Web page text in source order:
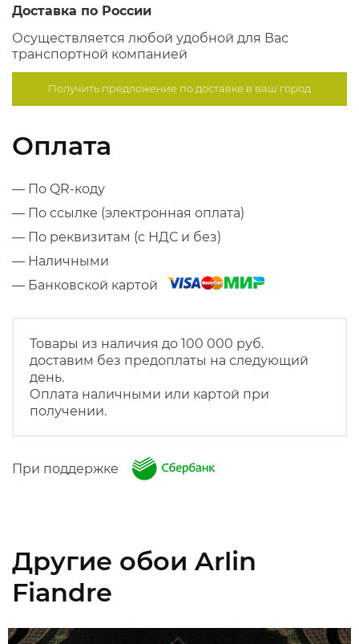
Доставка по России
Осуществляется любой удобной для Вас
транспортной компанией
Получить предложение подоставке в ваш город
Оплата
— По QR-коду
— По ссылке (электронная оплата)
— По реквизитам (с НДС и без)
— Наличными
— Банковской картой
Товары из наличия до 100 000 руб.
доставим без предоплаты на следующий
день.
Оплата наличными или картой при
получении.
При поддержке
Другие обои Arlin
Fiandre